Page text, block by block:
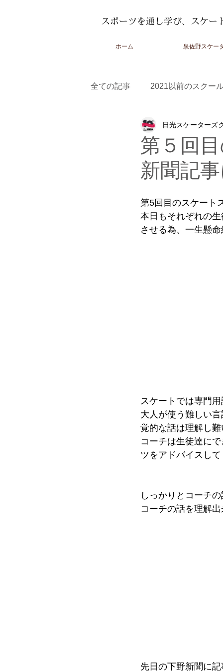
スポーツを通し学び、スケー
ホーム 泉佐野スケー
全ての記事 2021以前のスクー
2022-2023スクール 2023-
第５回
新聞記
日光スケーターズ
第5回目のスケート
本日もそれぞれの
させる為、一生懸
スケートでは専門
大人が使う難しい
覚的な話は理解し
コーチは生徒達に
ツをアドバイスし
しっかりとコーチ
コーチの話を理解
先日の下野新聞に